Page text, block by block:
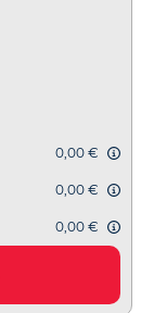
0,00 €
0,00 €
0,00 €